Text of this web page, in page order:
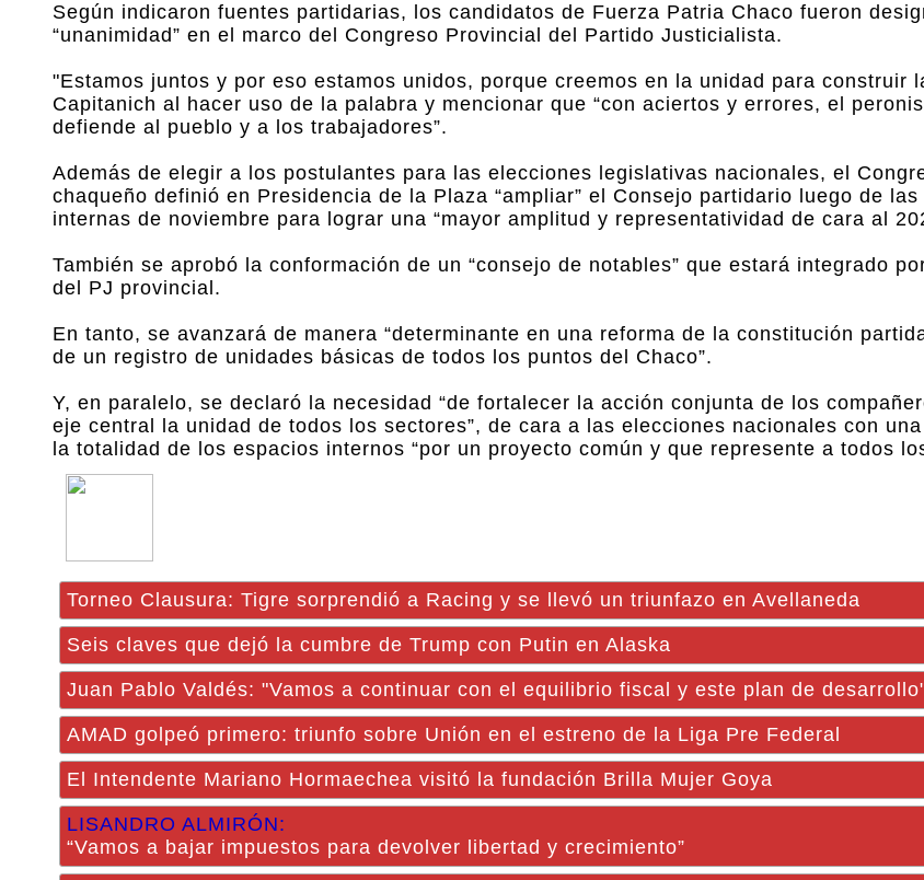
Según indicaron fuentes partidarias, los candidatos de Fuerza Patria Chaco fueron
“unanimidad” en el marco del Congreso Provincial del Partido Justicialista.
"Estamos juntos y por eso estamos unidos, porque creemos en la unidad para construir
Capitanich al hacer uso de la palabra y mencionar que “con aciertos y errores, el
defiende al pueblo y a los trabajadores”.
Además de elegir a los postulantes para las elecciones legislativas nacionales, el
chaqueño definió en Presidencia de la Plaza “ampliar” el Consejo partidario luego de
internas de noviembre para lograr una “mayor amplitud y representatividad de cara al
También se aprobó la conformación de un “consejo de notables” que estará integrado
del PJ provincial.
En tanto, se avanzará de manera “determinante en una reforma de la constitución
de un registro de unidades básicas de todos los puntos del Chaco”.
Y, en paralelo, se declaró la necesidad “de fortalecer la acción conjunta de los
eje central la unidad de todos los sectores”, de cara a las elecciones nacionales con
la totalidad de los espacios internos “por un proyecto común y que represente a todos
Torneo Clausura: Tigre sorprendió a Racing y se llevó un triunfazo en Avellaneda
Seis claves que dejó la cumbre de Trump con Putin en Alaska
Juan Pablo Valdés: "Vamos a continuar con el equilibrio fiscal y este plan de
AMAD golpeó primero: triunfo sobre Unión en el estreno de la Liga Pre Federal
El Intendente Mariano Hormaechea visitó la fundación Brilla Mujer Goya
LISANDRO ALMIRÓN:
“Vamos a bajar impuestos para devolver libertad y crecimiento”